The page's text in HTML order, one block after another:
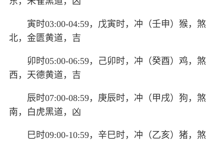
寅时03:00-04:59，戊寅时，冲（壬申）猴，煞
北，金匮黄道，吉
卯时05:00-06:59，己卯时，冲（癸酉）鸡，煞
西，天德黄道，吉
辰时07:00-08:59，庚辰时，冲（甲戌）狗，煞
南，白虎黑道，凶
巳时09:00-10:59，辛巳时，冲（乙亥）猪，煞